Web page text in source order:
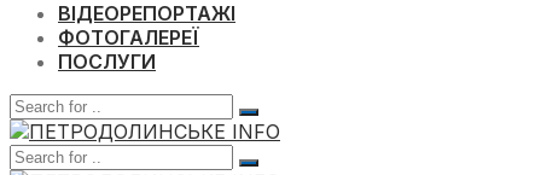
ВІДЕОРЕПОРТАЖІ
ФОТОГАЛЕРЕЇ
ПОСЛУГИ